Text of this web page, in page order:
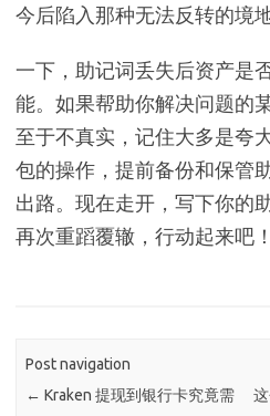
今后陷入那种无法反转的境地
一下，助记词丢失后资产是
能。如果帮助你解决问题的
至于不真实，记住大多是夸
包的操作，提前备份和保管
出路。现在走开，写下你的
再次重蹈覆辙，行动起来吧！
Post navigation
← Kraken 提现到银行卡究竟需